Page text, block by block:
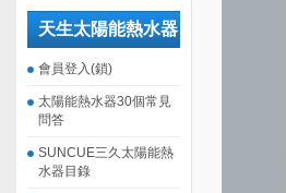
天生太陽能熱水器
會員登入(鎖)
太陽能熱水器30個常見
問答
SUNCUE三久太陽能熱
水器目錄